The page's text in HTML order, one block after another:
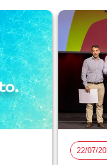
22/07/